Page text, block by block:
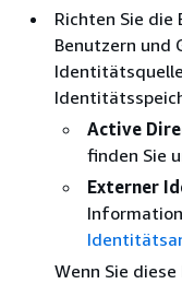
Richten Sie die
Benutzern und
Active
finden Sie
Externer
Wenn Sie